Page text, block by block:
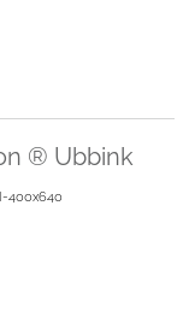
® Ubbink
400x640